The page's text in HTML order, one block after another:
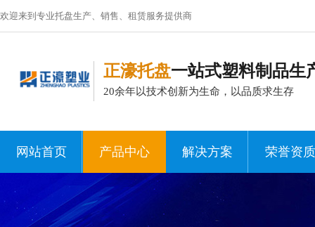
欢迎来到专业托盘生产、销售、租赁服务提供商
正濠托盘一站式塑料制品生
20余年以技术创新为生命，以品质求生存
网站首页 产品中心 解决方案 荣誉资质